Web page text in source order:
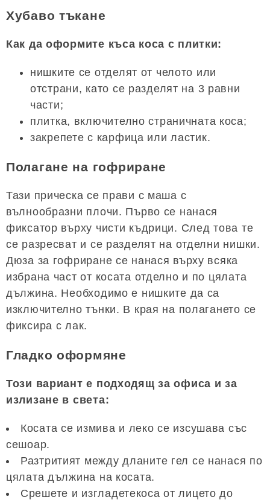
Хубаво тъкане
Как да оформите къса коса с плитки:
нишките се отделят от челото или
отстрани, като се разделят на 3 равни
части;
плитка, включително страничната коса;
закрепете с карфица или ластик.
Полагане на гофриране
Тази прическа се прави с маша с
вълнообразни плочи. Първо се нанася
фиксатор върху чисти къдрици. След това те
се разресват и се разделят на отделни нишки.
Дюза за гофриране се нанася върху всяка
избрана част от косата отделно и по цялата
дължина. Необходимо е нишките да са
изключително тънки. В края на полагането се
фиксира с лак.
Гладко оформяне
Този вариант е подходящ за офиса и за
излизане в света:
Косата се измива и леко се изсушава със
сешоар.
Разтритият между дланите гел се нанася по
цялата дължина на косата.
Срешете и изгладетекоса от лицето до